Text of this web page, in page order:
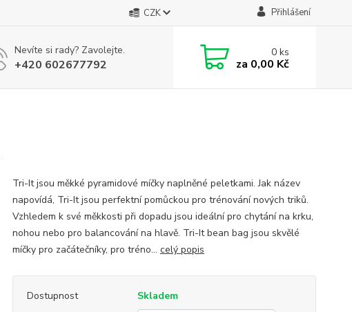
CZK Přihlášení
Nevíte si rady? Zavolejte.
+420 602677792
0ks
za 0,00 Kč
Tri-It jsou měkké pyramidové míčky naplněné peletkami. Jak název
napovídá, Tri-It jsou perfektní pomůckou pro trénování nových triků.
Vzhledem k své měkkosti při dopadu jsou ideální pro chytání na krku,
nohou nebo pro balancování na hlavě. Tri-It bean bag jsou skvělé
míčky pro začátečníky, pro tréno... celý popis
Dostupnost
Skladem